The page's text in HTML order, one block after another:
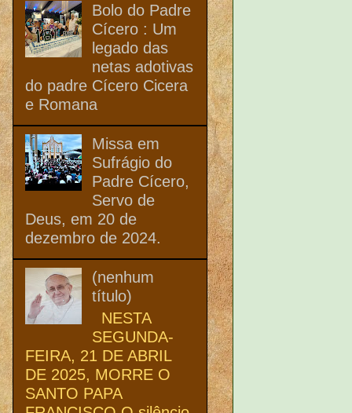
Bolo do Padre
Cícero : Um
legado das
netas adotivas
do padre Cícero Cicera
e Romana
Missa em
Sufrágio do
Padre Cícero,
Servo de
Deus, em 20 de
dezembro de 2024.
(nenhum
título)
NESTA
SEGUNDA-
FEIRA, 21 DE ABRIL
DE 2025, MORRE O
SANTO PAPA